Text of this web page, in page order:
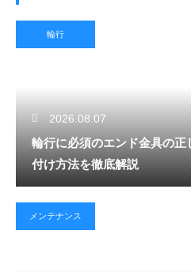
輪行
2026.08.07
輪行に必須のエンド金具の正
付け方法を徹底解説
メンテナンス